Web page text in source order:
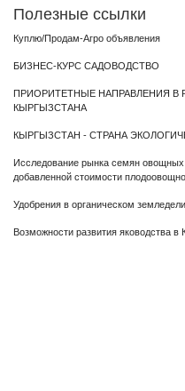
Полезные ссылки
Куплю/Продам-Агро объявления
БИЗНЕС-КУРС САДОВОДСТВО
ПРИОРИТЕТНЫЕ НАПРАВЛЕНИЯ В
КЫРГЫЗСТАНА
КЫРГЫЗСТАН - СТРАНА
Исследование рынка семян овощных
добавленной стоимости
Удобрения в органическом
Возможности развития яководства